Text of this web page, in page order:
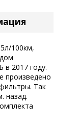
100км,
в 2017 году.
произведено
Так
назад.